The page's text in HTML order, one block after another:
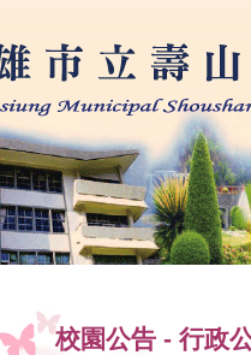
校園公告 - 行政